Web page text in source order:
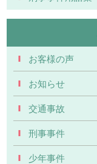
お客様の声
お知らせ
交通事故
刑事事件
少年事件